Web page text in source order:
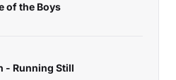
of the Boys
- Running Still